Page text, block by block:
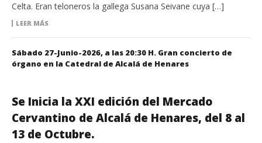
Celta. Eran teloneros la gallega Susana Seivane cuya […]
LEER MÁS
Sábado 27-Junio-2026, a las 20:30 H. Gran concierto de
órgano en la Catedral de Alcalá de Henares
Se Inicia la XXI edición del Mercado
Cervantino de Alcalá de Henares, del 8 al
13 de Octubre.